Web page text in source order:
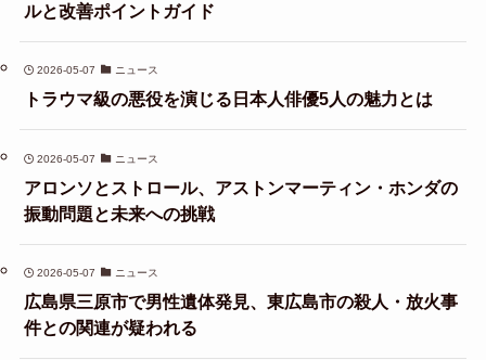
ルと改善ポイントガイド
2026-05-07 ニュース
トラウマ級の悪役を演じる日本人俳優5人の魅力とは
2026-05-07 ニュース
アロンソとストロール、アストンマーティン・ホンダの
振動問題と未来への挑戦
2026-05-07 ニュース
広島県三原市で男性遺体発見、東広島市の殺人・放火事
件との関連が疑われる